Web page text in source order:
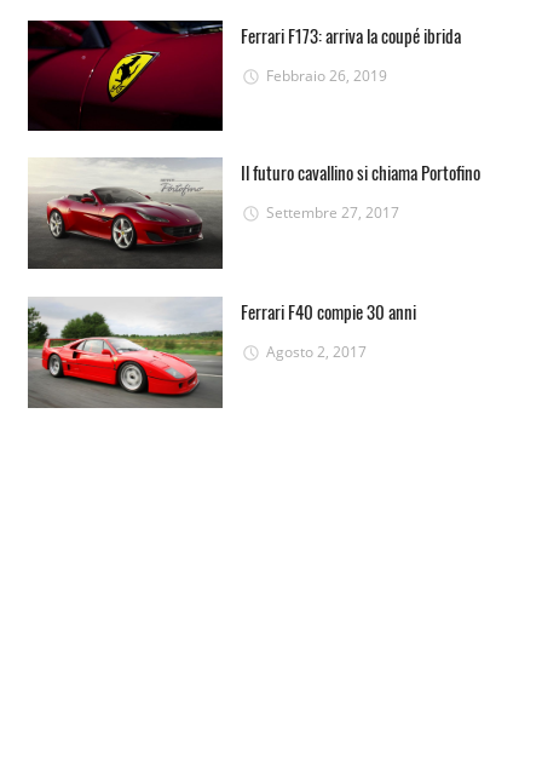
Ferrari F173: arriva la coupé ibrida
Febbraio 26, 2019
Il futuro cavallino si chiama Portofino
Settembre 27, 2017
Ferrari F40 compie 30 anni
Agosto 2, 2017